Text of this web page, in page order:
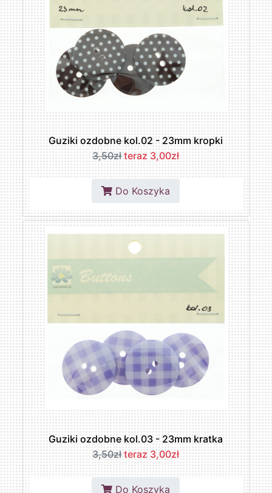
Guziki ozdobne kol.02 - 23mm kropki
3,50zł teraz 3,00zł
Do Koszyka
Guziki ozdobne kol.03 - 23mm kratka
3,50zł teraz 3,00zł
Do Koszyka